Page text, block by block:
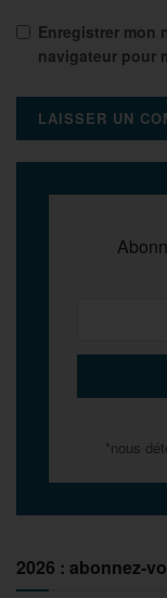
Enregistrer mon
navigateur pour
*nous
2026 : abonnez-